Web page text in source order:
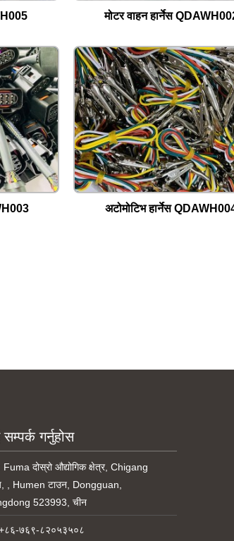
मोटर वाहन हार्नेस
अटोमोटिभ हार्नेस
सम्पर्क गर्नुहोस
Fuma दोस्रो औद्योगिक क्षेत्र, Chigang
, Humen टाउन, Dongguan,
523993, चीन
७६९-८२०५३५०८